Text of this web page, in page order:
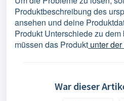
Produktbeschreibung des
ansehen und deine
Produkt Unterschiede zu
müssen das Produkt unter
War dieser